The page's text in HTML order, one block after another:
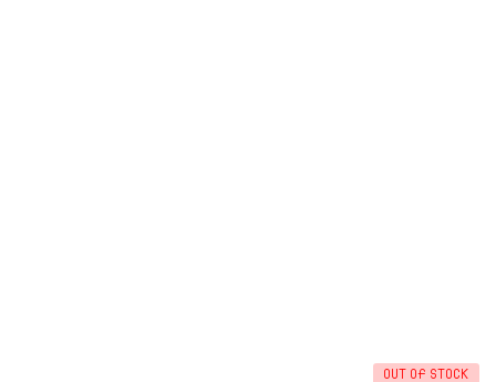
AVAILABILITY:
OUT OF STOCK